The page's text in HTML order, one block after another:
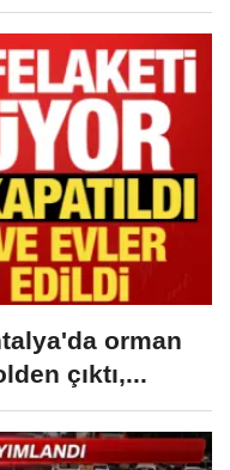
orman
çıktı,...